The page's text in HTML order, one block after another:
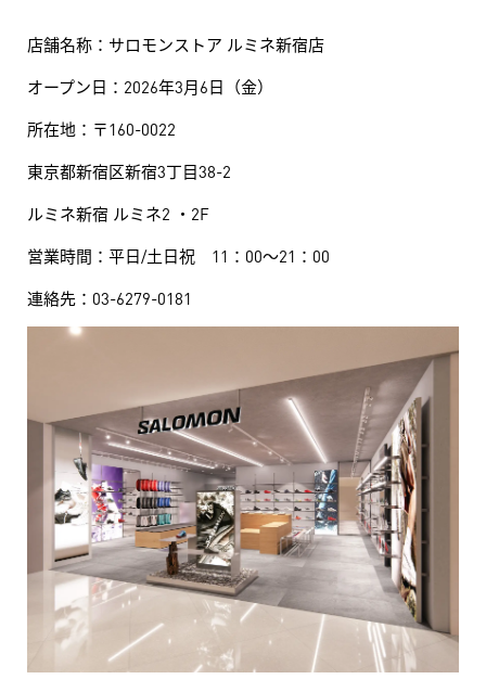
店舗名称：サロモンストア ルミネ新宿店
オープン日：2026年3月6日（金）
所在地：〒160-0022
東京都新宿区新宿3丁目38-2
ルミネ新宿 ルミネ2 ・2F
営業時間：平日/土日祝 11：00～21：00
連絡先：03-6279-0181